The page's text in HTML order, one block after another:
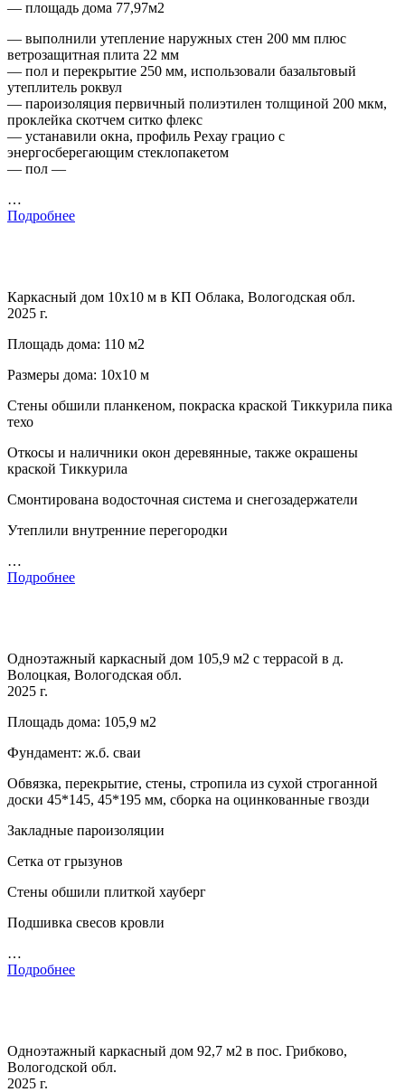
— площадь дома 77,97м2
— выполнили утепление наружных стен 200 мм плюс
ветрозащитная плита 22 мм
— пол и перекрытие 250 мм, использовали базальтовый
утеплитель роквул
— пароизоляция первичный полиэтилен толщиной 200 мкм,
проклейка скотчем ситко флекс
— устанавили окна, профиль Рехау грацио с
энергосберегающим стеклопакетом
— пол —
…
Подробнее
Каркасный дом 10х10 м в КП Облака, Вологодская обл.
2025 г.
Площадь дома: 110 м2
Размеры дома: 10х10 м
Стены обшили планкеном, покраска краской Тиккурила пика
техо
Откосы и наличники окон деревянные, также окрашены
краской Тиккурила
Смонтирована водосточная система и снегозадержатели
Утеплили внутренние перегородки
…
Подробнее
Одноэтажный каркасный дом 105,9 м2 с террасой в д.
Волоцкая, Вологодская обл.
2025 г.
Площадь дома: 105,9 м2
Фундамент: ж.б. сваи
Обвязка, перекрытие, стены, стропила из сухой строганной
доски 45*145, 45*195 мм, сборка на оцинкованные гвозди
Закладные пароизоляции
Сетка от грызунов
Стены обшили плиткой хауберг
Подшивка свесов кровли
…
Подробнее
Одноэтажный каркасный дом 92,7 м2 в пос. Грибково,
Вологодской обл.
2025 г.